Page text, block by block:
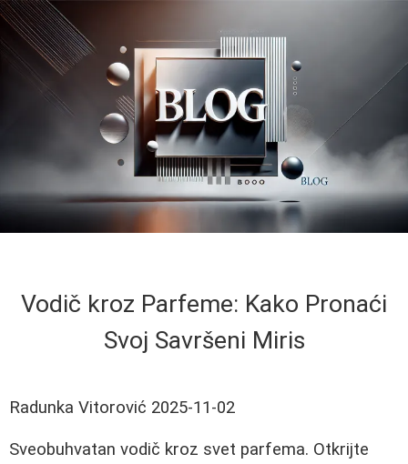
Vodič kroz Parfeme: Kako Pronaći
Svoj Savršeni Miris
Radunka Vitorović 2025-11-02
Sveobuhvatan vodič kroz svet parfema. Otkrijte